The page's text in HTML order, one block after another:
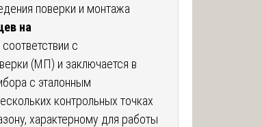
поверки и монтажа
на
с
(МП) и заключается в
с эталонным
контрольных точках
характерному для работы